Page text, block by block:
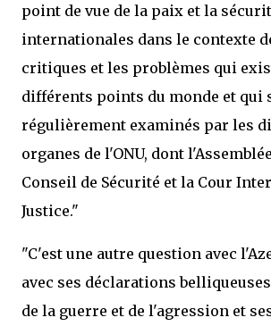
point de vue de la paix et la
internationales dans le contexte
critiques et les problèmes qui
différents points du monde et qui
régulièrement examinés par les
organes de l'ONU, dont
Conseil de Sécurité et la Cour
Justice."
"C'est une autre question avec
avec ses déclarations
de la guerre et de l'agression et